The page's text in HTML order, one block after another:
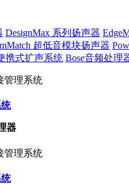
DesignMax 系列扬声器
超低音模块扬声器
携式扩声系统 Bose音频处理
器